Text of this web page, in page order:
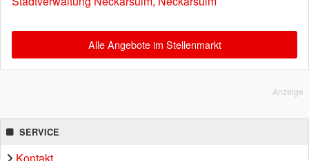
Alle Angebote im Stellenmarkt
Anzeige
SERVICE